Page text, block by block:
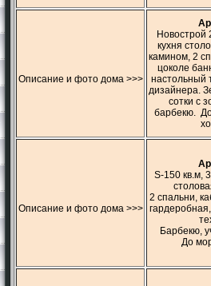
Описание и фото дома >>>
Новострой
кухня
камином, 2
цоколе
настольный
дизайнера.
сотки с
барбекю.
Описание и фото дома >>>
S-150 кв.м,
2 спальни,
Барбекю,
До